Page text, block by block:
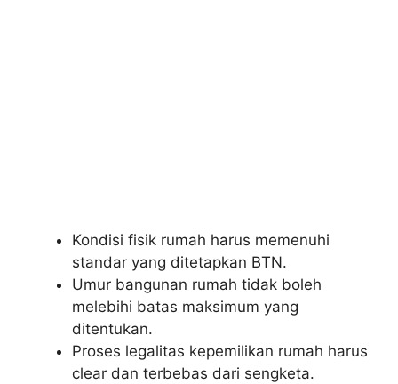
Kondisi fisik rumah harus memenuhi
standar yang ditetapkan BTN.
Umur bangunan rumah tidak boleh
melebihi batas maksimum yang
ditentukan.
Proses legalitas kepemilikan rumah harus
clear dan terbebas dari sengketa.